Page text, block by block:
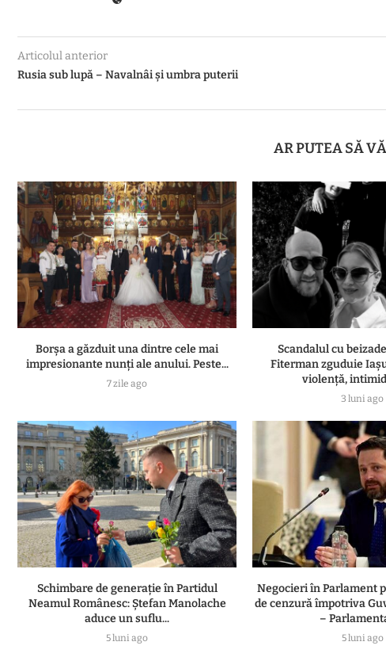
Articolul anterior
Rusia sub lupă – Navalnâi și umbra puterii
AR PUTEA SĂ
Borșa a găzduit una dintre cele mai
impresionante nunți ale anului. Peste...
7 zile ago
Scandalul cu
Fiterman zguduie
violență,
3 luni ago
Schimbare de generație în Partidul
Neamul Românesc: Ștefan Manolache
aduce un suflu...
5 luni ago
Negocieri în Parlament
de cenzură împotriva
–
5 luni ago